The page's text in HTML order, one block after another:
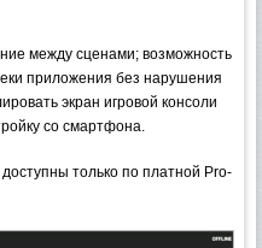
между сценами; возможность
приложения без нарушения
экран игровой консоли
со смартфона.
только по платной Pro-